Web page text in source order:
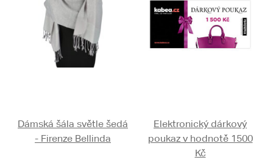
Dámská šála světle šedá
- Firenze Bellinda
Elektronický dárkový
poukaz v hodnotě 1500
Kč